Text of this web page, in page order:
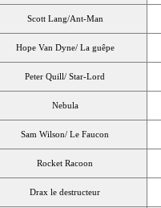
Scott Lang/Ant-Man
Hope Van Dyne/ La guêpe
Peter Quill/ Star-Lord
Nebula
Sam Wilson/ Le Faucon
Rocket Racoon
Drax le destructeur